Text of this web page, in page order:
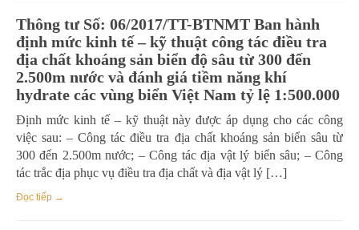
Thông tư Số: 06/2017/TT-BTNMT Ban hành
định mức kinh tế – kỹ thuật công tác điều tra
địa chất khoáng sản biển độ sâu từ 300 đến
2.500m nước và đánh giá tiềm năng khí
hydrate các vùng biển Việt Nam tỷ lệ 1:500.000
Định mức kinh tế – kỹ thuật này được áp dụng cho các công
việc sau: – Công tác điều tra địa chất khoáng sản biển sâu từ
300 đến 2.500m nước; – Công tác địa vật lý biển sâu; – Công
tác trắc địa phục vụ điều tra địa chất và địa vật lý […]
Đọc tiếp →